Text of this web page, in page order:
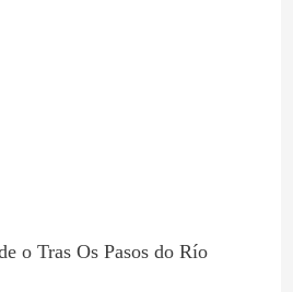
o Tras Os Pasos do Río